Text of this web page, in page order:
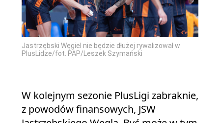
Jastrzębski Węgiel nie będzie dłużej rywalizował w
PlusLidze/fot. PAP/Leszek Szymański
W kolejnym sezonie PlusLigi zabraknie,
z powodów finansowych, JSW